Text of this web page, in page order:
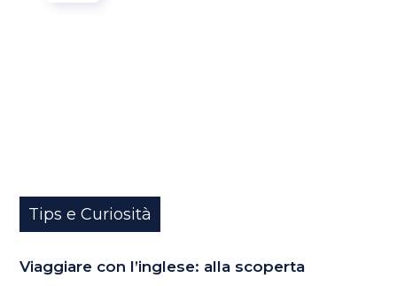
Tips e Curiosità
Viaggiare con l’inglese: alla scoperta